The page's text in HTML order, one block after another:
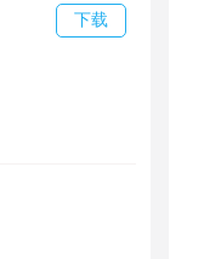
下载